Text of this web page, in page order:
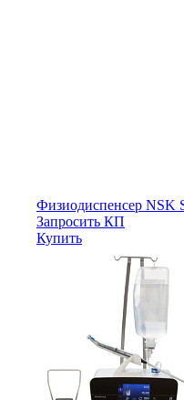
Физиодиспенсер NSK
Запросить КП
Купить